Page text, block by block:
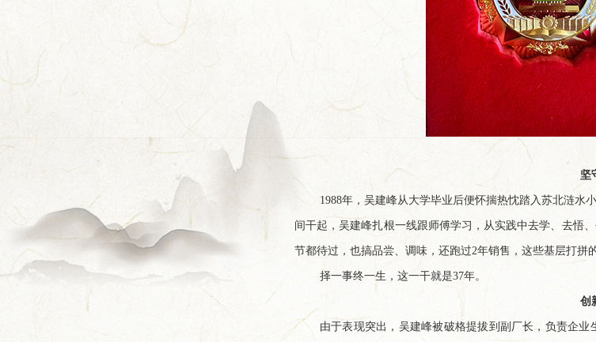
坚
1988年，吴建峰从大学毕业后便怀揣热忱踏入苏北涟水
间干起，吴建峰扎根一线跟师傅学习，从实践中去学、去悟
节都待过，也搞品尝、调味，还跑过2年销售，这些基层打拼
择一事终一生，这一干就是37年。
创
由于表现突出，吴建峰被破格提拔到副厂长，负责企